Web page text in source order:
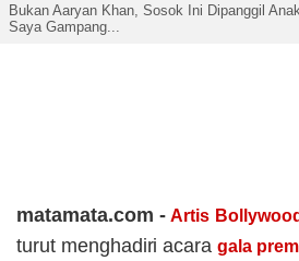
Bukan Aaryan Khan, Sosok Ini Dipanggil
Saya Gampang...
matamata.com -Artis Bollywood
turut menghadiri acaragala